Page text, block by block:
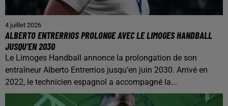
4 juillet 2026
ALBERTO ENTRERRIOS PROLONGE AVEC LE LIMOGES HANDBALL
JUSQU’EN 2030
Le Limoges Handball annonce la prolongation de son
entraîneur Alberto Entrerrios jusqu’en juin 2030. Arrivé en
2022, le technicien espagnol a accompagné la...